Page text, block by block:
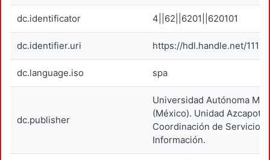
dc.identificator 4||62||6201||620101
dc.identifier.uri https://hdl.handle.net/
dc.language.iso spa
dc.publisher
Universidad Autónoma
(México). Unidad
Coordinación de Servicios
Información.